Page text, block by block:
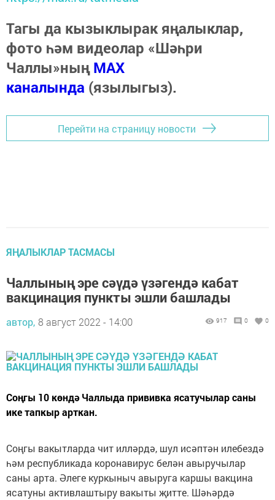
Тагы да кызыклырак яңалыклар,
фото һәм видеолар «Шәһри
Чаллы»ныңMAX
каналында (язылыгыз).
Перейти на страницу новости
ЯҢАЛЫКЛАР ТАСМАСЫ
Чаллының эре сәүдә үзәгендә кабат
вакцинация пункты эшли башлады
автор, 8 август 2022 - 14:00 917 0 0
Соңгы 10 көндә Чаллыда прививка ясатучылар саны
ике тапкыр арткан.
Соңгы вакытларда чит илләрдә, шул исәптән илебездә
һәм республикада коронавирус белән авыручылар
саны арта. Әлеге куркыныч авыруга каршы вакцина
ясатуны активлаштыру вакыты җитте. Шәһәрдә